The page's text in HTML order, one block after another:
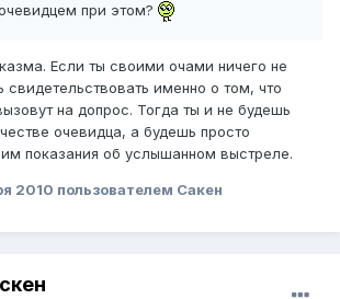
при этом?
Если ты своими очами ничего не
именно о том, что
на допрос. Тогда ты и не будешь
очевидца, а будешь просто
показания об услышанном выстреле.
2010 пользователем Сакен